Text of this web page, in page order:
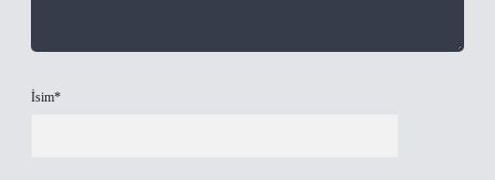
İsim*